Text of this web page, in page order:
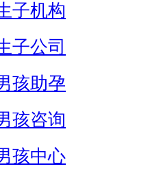
子机构
子公司
孩助孕
孩咨询
孩中心